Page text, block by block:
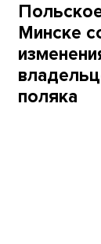
Минске
поляка